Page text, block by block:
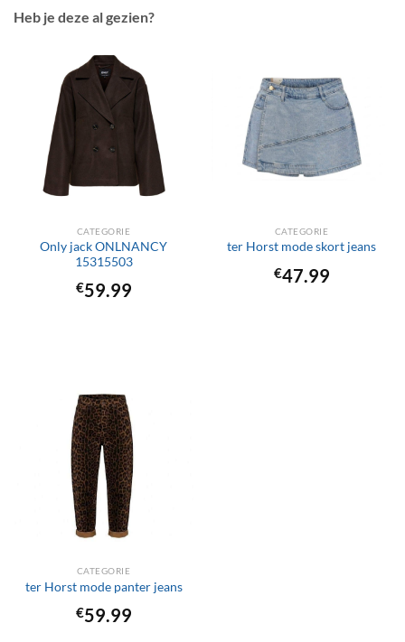
Heb je deze al gezien?
CATEGORIE
Only jack ONLNANCY
15315503
€59.99
CATEGORIE
ter Horst mode skort jeans
€47.99
CATEGORIE
ter Horst mode panter jeans
€59.99